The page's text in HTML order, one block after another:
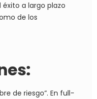
éxito a largo plazo
de los
de riesgo”. En full-